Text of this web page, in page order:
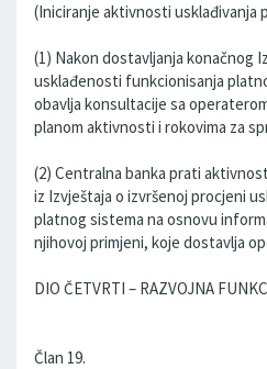
(Iniciranje aktivnosti usklađivanja
(1) Nakon dostavljanja konačnog
usklađenosti funkcionisanja
obavlja konsultacije sa
planom aktivnosti i rokovima za
(2) Centralna banka prati
iz Izvještaja o izvršenoj procjeni
platnog sistema na osnovu
njihovoj primjeni, koje dostavlja
DIO ČETVRTI – RAZVOJNA
Član 19.